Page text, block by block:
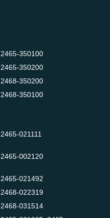
2465-350100
2465-350200
2468-350200
2468-350100
2465-021111
2465-002120
2465-021492
2468-022319
2468-031514